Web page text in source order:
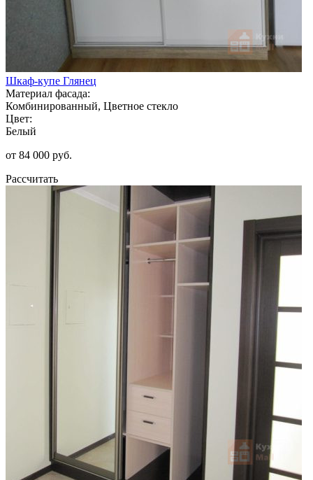
Шкаф-купе Глянец
Материал фасада:
Комбинированный, Цветное стекло
Цвет:
Белый
от 84 000 руб.
Рассчитать